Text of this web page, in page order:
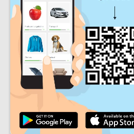
ج س
يومي
شهري
الإجمالي